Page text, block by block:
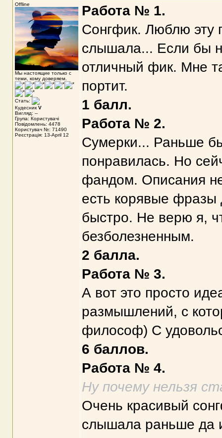
Offline
Мы настоящие только с
теми, кому доверяем.
Стать:
Кудесник V
Вигляд: --
Група: Користувачі
Повідомлень: 4478
Користувач №: 71490
Реєстрація: 13-April 12
Работа № 1.
Сонгфик. Люблю эту
слышала... Если бы
отличный фик. Мне
портит.
1 балл.
Работа № 2.
Сумерки... Раньше
понравилась. Но
фандом. Описания
есть корявые фразы
быстро. Не верю я,
безболезненным.
2 балла.
Работа № 3.
А вот это просто
размышлений, с
философ) С
6 баллов.
Работа № 4.
Ну почему нельзя
Очень красивый
слышала раньше да